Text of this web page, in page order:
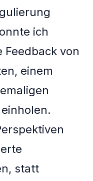
ich
von
einem
statt